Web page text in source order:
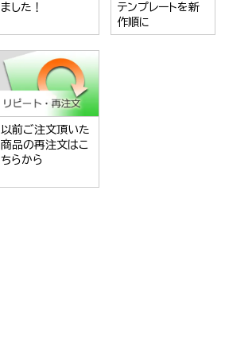
ました！
テンプレートを新
作順に
以前ご注文頂いた
商品の再注文はこ
ちらから